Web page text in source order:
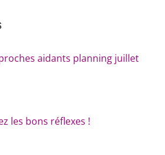
aidants planning juillet
les bons réflexes !